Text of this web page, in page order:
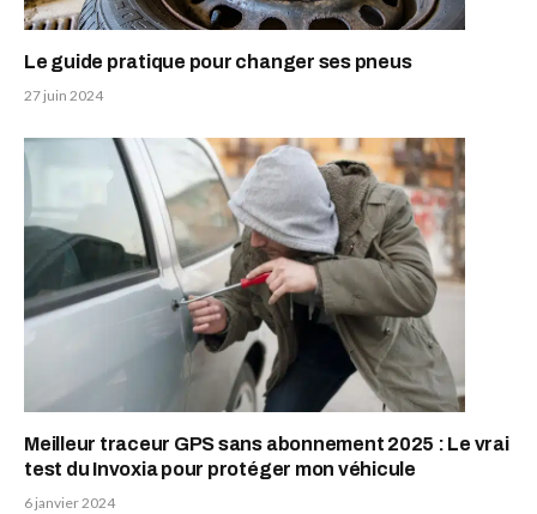
Le guide pratique pour changer ses pneus
27 juin 2024
Meilleur traceur GPS sans abonnement 2025 : Le vrai
test du Invoxia pour protéger mon véhicule
6 janvier 2024